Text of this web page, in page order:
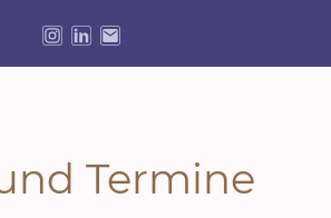
Termine